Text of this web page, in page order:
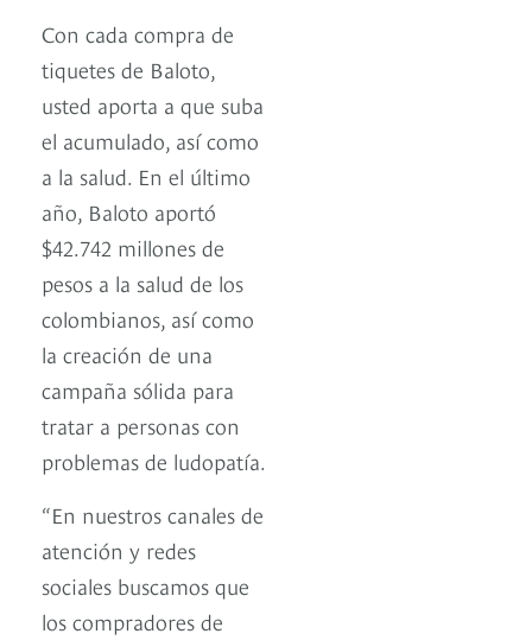
Con cada compra de
tiquetes de Baloto,
usted aporta a que suba
el acumulado, así como
a la salud. En el último
año, Baloto aportó
$42.742 millones de
pesos a la salud de los
colombianos, así como
la creación de una
campaña sólida para
tratar a personas con
problemas de ludopatía.
“En nuestros canales de
atención y redes
sociales buscamos que
los compradores de